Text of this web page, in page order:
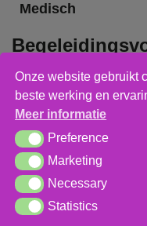
Medisch
Grote
Kleine
Individuele
Onze website gebruikt
beste werking en
Meer informatie
PreferencePreference
MarketingMarketing
NecessaryNecessary
StatisticsStatistics